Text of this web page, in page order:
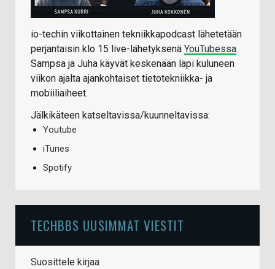
io-techin viikottainen tekniikkapodcast lähetetään
perjantaisin klo 15 live-lähetyksenä YouTubessa.
Sampsa ja Juha käyvät keskenään läpi kuluneen
viikon ajalta ajankohtaiset tietotekniikka- ja
mobiiliaiheet.
Jälkikäteen katseltavissa/kuunneltavissa:
Youtube
iTunes
Spotify
TECHBBS UUSIMMAT VIESTIT
Suosittele kirjaa